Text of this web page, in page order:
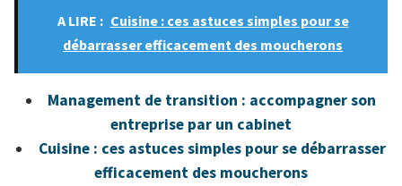
A LIRE : Cuisine : ces astuces simples pour se
débarrasser efficacement des moucherons
Management de transition : accompagner son
entreprise par un cabinet
Cuisine : ces astuces simples pour se débarrasser
efficacement des moucherons